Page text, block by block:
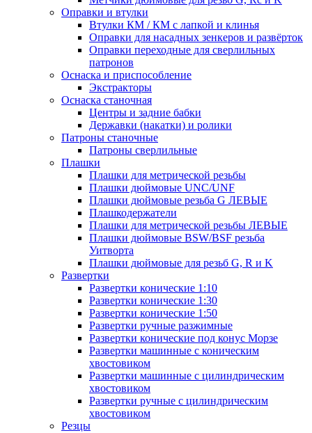
Оправки и втулки
Втулки КМ / КМ с лапкой и клинья
Оправки для насадных зенкеров и развёрток
Оправки переходные для сверлильных
патронов
Оснаска и приспособление
Экстракторы
Оснаска станочная
Центры и задние бабки
Державки (накатки) и ролики
Патроны станочные
Патроны сверлильные
Плашки
Плашки для метрической резьбы
Плашки дюймовые UNC/UNF
Плашки дюймовые резьба G ЛЕВЫЕ
Плашкодержатели
Плашки для метрической резьбы ЛЕВЫЕ
Плашки дюймовые BSW/BSF резьба
Уитворта
Плашки дюймовые для резьб G, R и K
Развертки
Развертки конические 1:10
Развертки конические 1:30
Развертки конические 1:50
Развертки ручные разжимные
Развертки конические под конус Морзе
Развертки машинные с коническим
хвостовиком
Развертки машинные с цилиндрическим
хвостовиком
Развертки ручные с цилиндрическим
хвостовиком
Резцы